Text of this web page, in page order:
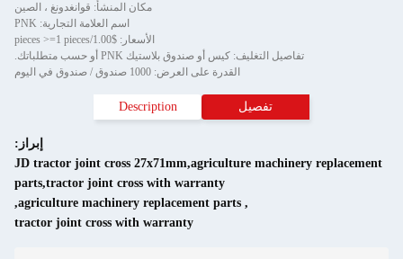
مكان المنشأ: قوانغدونغ ، الصين
اسم العلامة التجارية: PNK
الأسعار: $1.00/pieces >=1 pieces
تفاصيل التغليف: كيس أو صندوق بلاستيك PNK أو حسب متطلباتك.
القدرة على العرض: 1000 صندوق / صندوق في اليوم
تفصيل Description
إبراز:
JD tractor joint cross 27x71mm,agriculture machinery replacement
parts,tractor joint cross with warranty
,
agriculture machinery replacement parts
,
tractor joint cross with warranty